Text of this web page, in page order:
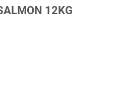
12KG
12KG